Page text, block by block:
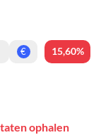
€ 15,60%
ophalen